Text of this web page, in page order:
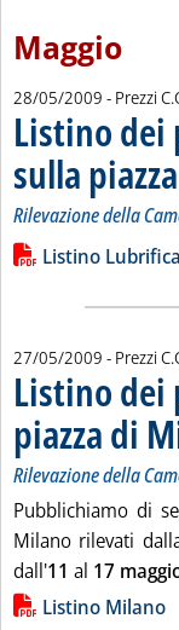
Maggio
28/05/2009 - Prezzi
Listino
sulla
Rilevazione della
Leggi tutta la
Lista allegati
Listino
27/05/2009 - Prezzi
Listino
piazza di
Rilevazione della
Pubblichiamo di
Milano rilevati
dall'11 al 17
Lista allegati
Listino Milano